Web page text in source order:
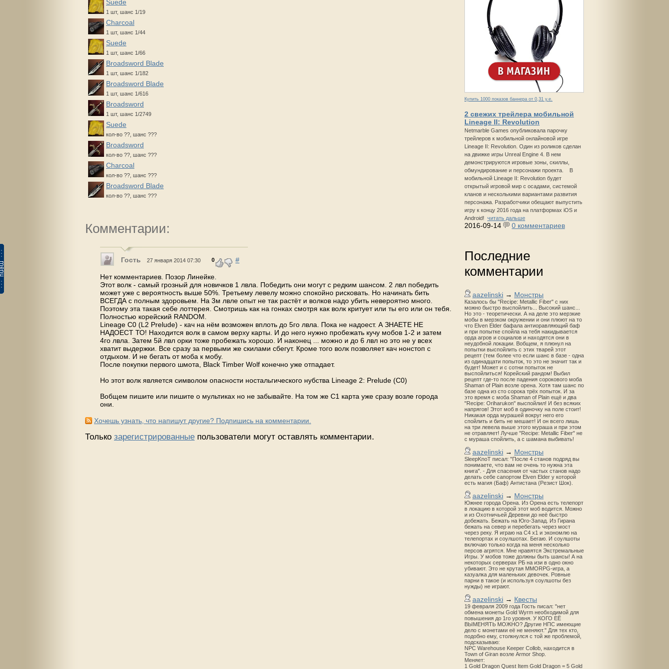
Купить 1000 показов баннера от 0,31 у.е.
2 свежих трейлера мобильной
Lineage II: Revolution
Netmarble Games опубликовала парочку
трейлеров к мобильной онлайновой игре
Lineage II: Revolution. Один из роликов сделан
на движке игры Unreal Engine 4. В нем
демонстрируются игровые зоны, скиллы,
обмундирование и персонажи проекта. В
мобильной Lineage II: Revolution будет
открытый игровой мир с осадами, системой
кланов и несколькими вариантами развития
персонажа. Разработчики обещают выпустить
игру к концу 2016 года на платформах iOS и
Android! читать дальше
2016-09-14 0 комментариев
Последние
комментарии
aazelinski → Монстры
Казалось бы "Recipe: Metallic Fiber" с них
можно быстро выспойлить... Высокий шанс...
Но это - теоретически. А на деле это мерзкие
мобы в мерзком окружении и они плюют на то
что Elven Elder бафала антиоравляющий баф
и при попытке спойла на тебя накидывается
орда агров и социалов и находятся они в
неудобной локации. Вобщем, я плюнул на
попытки выспойлить с этих тварей этот
рецепт (тем более что если шанс в базе - одна
из одинадцати попыток, то это не значит так и
будет! Может и с сотни попыток не
выспойлиться! Корейский рандом! Выбил
рецепт где-то после падения сорокового моба
Shaman of Plain возле орена. Хотя там шанс по
базе одна из сто сорока трёх попыток. И за
это время с моба Shaman of Plain ещё и два
"Recipe: Oriharukon" выспойлил! И без всяких
напрягов! Этот моб в одиночку на поле стоит!
Никакая орда мурашей вокруг него его
спойлить и бить не мешает! И он всего лишь
на три левела выше этого мураша и при этом
не отравляет! Лучше "Recipe: Metallic Fiber" не
с мураша спойлить, а с шамана выбивать!
aazelinski → Монстры
SleepKnoT писал: "После 4 станов подряд вы
понимаете, что вам не очень то нужна эта
книга". - Для спасения от частых станов надо
делать себе сапортом Elven Elder у которой
есть магия (Баф) Антистана (Резист Шок).
aazelinski → Монстры
Южнее города Орена. Из Орена есть телепорт
в локацию в которой этот моб водится. Можно
и из Охотничьей Деревни до неё быстро
добежать. Бежать на Юго-Запад. Из Гирана
бежать на север и перебегать через мост
через реку. Я играю на С4 х1 и экономлю на
телепортах и соулшотах. Бегаю. И соулшоты
включаю только когда на меня несколько
персов агрятся. Мне нравятся Экстремальные
Игры. У мобов тоже должны быть шансы! А на
некоторых серверах РБ на изи в одно окно
убивают. Это не крутая MMORPG-игра, а
казуалка для маленьких девочек. Ровные
парни в такое (и используя соулшоты без
нужды) не играют.
aazelinski → Квесты
19 февраля 2009 года Гость писал: "нет
обмена монеты Gold Wyrm необходимой для
повышения до 1го уровня. У КОГО ЕЁ
ВЫМЕНЯТЬ МОЖНО? Другие НПС имеющие
дело с монетами её не меняют." Для тех кто,
подобно ему, столкнулся с той же проблемой,
подсказываю:
NPC Warehouse Keeper Collob, находится в
Town of Giran возле Armor Shop.
Меняет:
1 Gold Dragon Quest Item Gold Dragon = 5 Gold
Suede
1 шт, шанс 1/19
Charcoal
1 шт, шанс 1/44
Suede
1 шт, шанс 1/66
Broadsword Blade
1 шт, шанс 1/182
Broadsword Blade
1 шт, шанс 1/616
Broadsword
1 шт, шанс 1/2749
Suede
кол-во ??, шанс ???
Broadsword
кол-во ??, шанс ???
Charcoal
кол-во ??, шанс ???
Broadsword Blade
кол-во ??, шанс ???
Комментарии:
Гость 27 января 2014 07:30 0 #
Нет комментариев. Позор Линейке.
Этот волк - самый грозный для новичков 1 лвла. Победить они могут с редким шансом. 2 лвл победить
может уже с вероятность выше 50%. Третьему левелу можно спокойно рисковать. Но начинать бить
ВСЕГДА с полным здоровьем. На 3м лвле опыт не так растёт и волков надо убить невероятно много.
Поэтому эта такая себе лоттерея. Смотришь как на гонках смотря как волк критует или ты его или он тебя.
Полностью корейский RANDOM.
Lineage C0 (L2 Prelude) - кач на нём возможен вплоть до 5го лвла. Пока не надоест. А ЗНАЕТЕ НЕ
НАДОЕСТ ТО! Находится волк в самом верху карты. И до него нужно пробежать кучу мобов 1-2 и затем
4го лвла. Затем 5й лвл орки тоже пробежать хорошо. И наконец ... можно и до 6 лвл но это не у всех
хватит выдержки. Все сразу за первыми же скилами сбегут. Кроме того волк позволяет кач нонстоп с
отдыхом. И не бегать от моба к мобу.
После покупки первого шмота, Black Timber Wolf конечно уже отпадает.
Но этот волк является символом опасности ностальгического нубства Lineage 2: Prelude (C0)
Вобщем пишите или пишите о мультиках но не забывайте. На том же С1 карта уже сразу возле города
они.
Хочешь узнать, что напишут другие? Подпишись на комментарии.
Только зарегистрированные пользователи могут оставлять комментарии.